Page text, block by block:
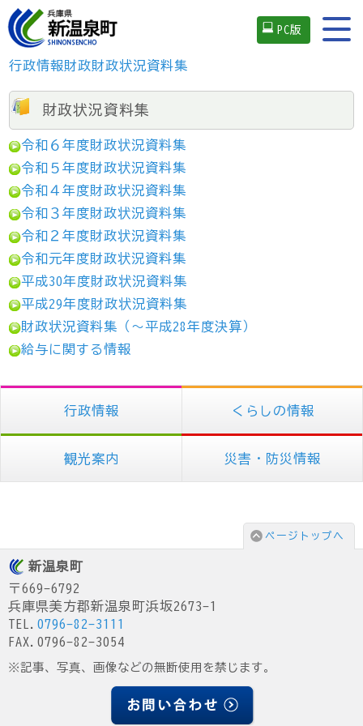
PC版
行政情報財政財政状況資料集
財政状況資料集
令和６年度財政状況資料集
令和５年度財政状況資料集
令和４年度財政状況資料集
令和３年度財政状況資料集
令和２年度財政状況資料集
令和元年度財政状況資料集
平成30年度財政状況資料集
平成29年度財政状況資料集
財政状況資料集（～平成28年度決算）
給与に関する情報
行政情報 くらしの情報
観光案内 災害・防災情報
ページトップへ
新温泉町
〒669-6792
兵庫県美方郡新温泉町浜坂2673-1
TEL. 0796-82-3111
FAX.0796-82-3054
※記事、写真、画像などの無断使用を禁じます。